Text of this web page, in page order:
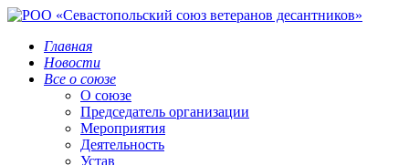
Главная
Новости
Все о союзе
О союзе
Председатель организации
Мероприятия
Деятельность
Устав